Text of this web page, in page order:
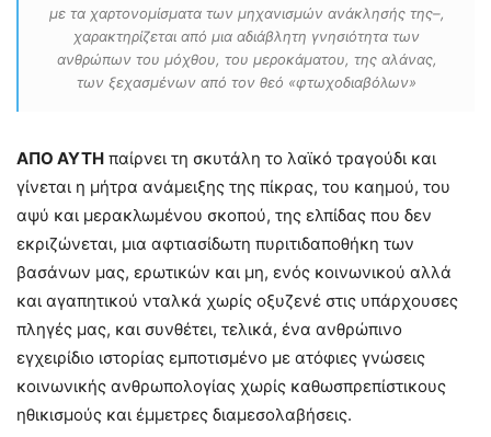
με τα χαρτονομίσματα των μηχανισμών ανάκλησής της–,
χαρακτηρίζεται από μια αδιάβλητη γνησιότητα των
ανθρώπων του μόχθου, του μεροκάματου, της αλάνας,
των ξεχασμένων από τον θεό «φτωχοδιαβόλων»
ΑΠO ΑΥΤH παίρνει τη σκυτάλη το λαϊκό τραγούδι και
γίνεται η μήτρα ανάμειξης της πίκρας, του καημού, του
αψύ και μερακλωμένου σκοπού, της ελπίδας που δεν
εκριζώνεται, μια αφτιασίδωτη πυριτιδαποθήκη των
βασάνων μας, ερωτικών και μη, ενός κοινωνικού αλλά
και αγαπητικού νταλκά χωρίς οξυζενέ στις υπάρχουσες
πληγές μας, και συνθέτει, τελικά, ένα ανθρώπινο
εγχειρίδιο ιστορίας εμποτισμένο με ατόφιες γνώσεις
κοινωνικής ανθρωπολογίας χωρίς καθωσπρεπίστικους
ηθικισμούς και έμμετρες διαμεσολαβήσεις.